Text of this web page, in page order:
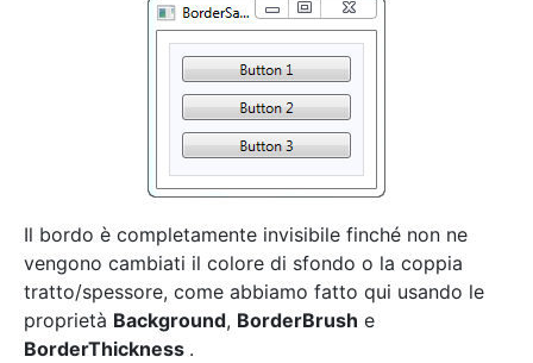
Il bordo è completamente invisibile finché non ne
vengono cambiati il colore di sfondo o la coppia
tratto/spessore, come abbiamo fatto qui usando le
proprietà Background, BorderBrush e
BorderThickness .